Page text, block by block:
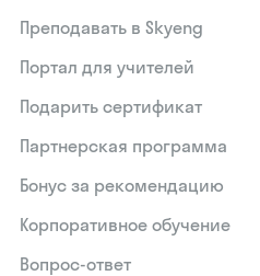
Преподавать в Skyeng
Портал для учителей
Подарить сертификат
Партнерская программа
Бонус за рекомендацию
Корпоративное обучение
Вопрос-ответ